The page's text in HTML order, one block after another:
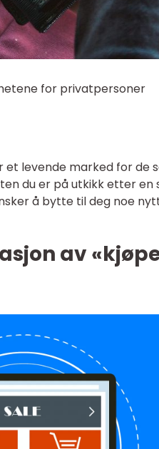
for privatpersoner
et levende marked for de
du er på utkikk etter en
å bytte til deg noe
av